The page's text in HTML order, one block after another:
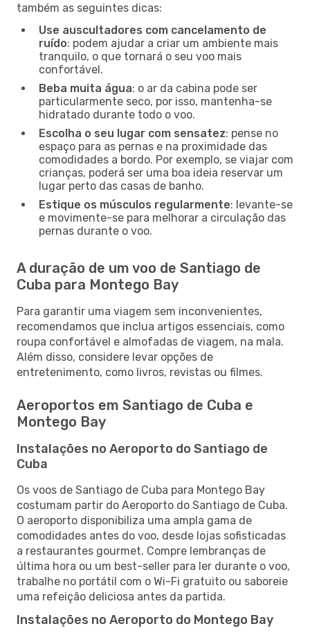
também as seguintes dicas:
Use auscultadores com cancelamento de
ruído: podem ajudar a criar um ambiente mais
tranquilo, o que tornará o seu voo mais
confortável.
Beba muita água: o ar da cabina pode ser
particularmente seco, por isso, mantenha-se
hidratado durante todo o voo.
Escolha o seu lugar com sensatez: pense no
espaço para as pernas e na proximidade das
comodidades a bordo. Por exemplo, se viajar com
crianças, poderá ser uma boa ideia reservar um
lugar perto das casas de banho.
Estique os músculos regularmente: levante-se
e movimente-se para melhorar a circulação das
pernas durante o voo.
A duração de um voo de Santiago de
Cuba para Montego Bay
Para garantir uma viagem sem inconvenientes,
recomendamos que inclua artigos essenciais, como
roupa confortável e almofadas de viagem, na mala.
Além disso, considere levar opções de
entretenimento, como livros, revistas ou filmes.
Aeroportos em Santiago de Cuba e
Montego Bay
Instalações no Aeroporto do Santiago de
Cuba
Os voos de Santiago de Cuba para Montego Bay
costumam partir do Aeroporto do Santiago de Cuba.
O aeroporto disponibiliza uma ampla gama de
comodidades antes do voo, desde lojas sofisticadas
a restaurantes gourmet. Compre lembranças de
última hora ou um best-seller para ler durante o voo,
trabalhe no portátil com o Wi-Fi gratuito ou saboreie
uma refeição deliciosa antes da partida.
Instalações no Aeroporto do Montego Bay